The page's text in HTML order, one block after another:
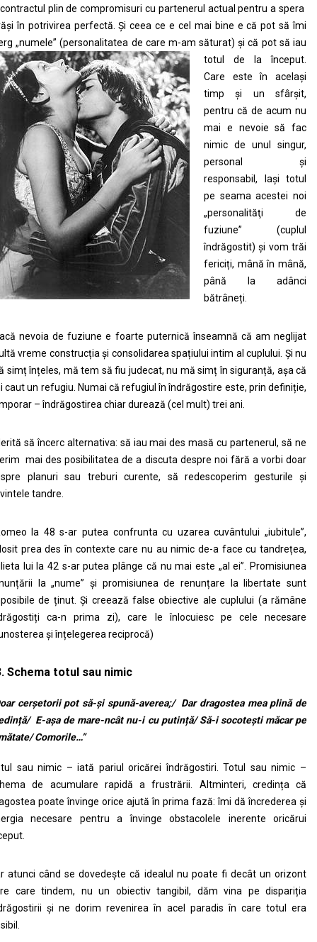
plin de compromisuri cu partenerul actual pentru a spera
în potrivirea perfectă. Și ceea ce e cel mai bine e că pot să îmi
„numele” (personalitatea de care m-am săturat) și că pot să iau
totul de la început.
Care este în același
timp și un sfârșit,
pentru că de acum nu
mai e nevoie să fac
nimic de unul singur,
personal și
responsabil, lași totul
pe seama acestei noi
„personalităţi de
fuziune” (cuplul
îndrăgostit) și vom trăi
fericiți, mână în mână,
până la adânci
bătrâneți.
nevoia de fuziune e foarte puternică înseamnă că am neglijat
vreme construcția și consolidarea spațiului intim al cuplului. Și nu
simț înțeles, mă tem să fiu judecat, nu mă simț în siguranță, așa că
caut un refugiu. Numai că refugiul în îndrăgostire este, prin definiție,
– îndrăgostirea chiar durează (cel mult) trei ani.
să încerc alternativa: să iau mai des masă cu partenerul, să ne
mai des posibilitatea de a discuta despre noi fără a vorbi doar
planuri sau treburi curente, să redescoperim gesturile și
tandre.
la 48 s-ar putea confrunta cu uzarea cuvântului „iubitule”,
prea des în contexte care nu au nimic de-a face cu tandrețea,
lui la 42 s-ar putea plânge că nu mai este „al ei”. Promisiunea
la „nume” și promisiunea de renunțare la libertate sunt
de ținut. Și creează false obiective ale cuplului (a rămâne
ca-n prima zi), care le înlocuiesc pe cele necesare
și înțelegerea reciprocă)
Schema totul sau nimic
cerșetorii pot să-și spună-averea;/ Dar dragostea mea plină de
E-așa de mare-ncât nu-i cu putință/ Să-i socotești măcar pe
/ Comorile…”
sau nimic – iată pariul oricărei îndrăgostiri. Totul sau nimic –
de acumulare rapidă a frustrării. Altminteri, credința că
poate învinge orice ajută în prima fază: îmi dă încrederea și
necesare pentru a învinge obstacolele inerente oricărui
atunci când se dovedește că idealul nu poate fi decât un orizont
care tindem, nu un obiectiv tangibil, dăm vina pe dispariția
și ne dorim revenirea în acel paradis în care totul era